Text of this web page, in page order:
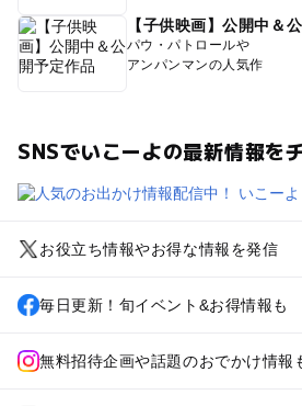
【子供映画】公開中＆
パウ・パトロールや
アンパンマンの人気作
SNSでいこーよの最新情報を
お役立ち情報やお得な情報を発信
毎日更新！旬イベント&お得情報も
無料招待企画や話題のおでかけ情報